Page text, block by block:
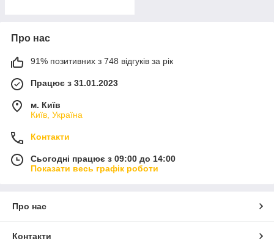
Про нас
91% позитивних з 748 відгуків за рік
Працює з 31.01.2023
м. Київ
Київ, Україна
Контакти
Сьогодні працює з 09:00 до 14:00
Показати весь графік роботи
Про нас
Контакти